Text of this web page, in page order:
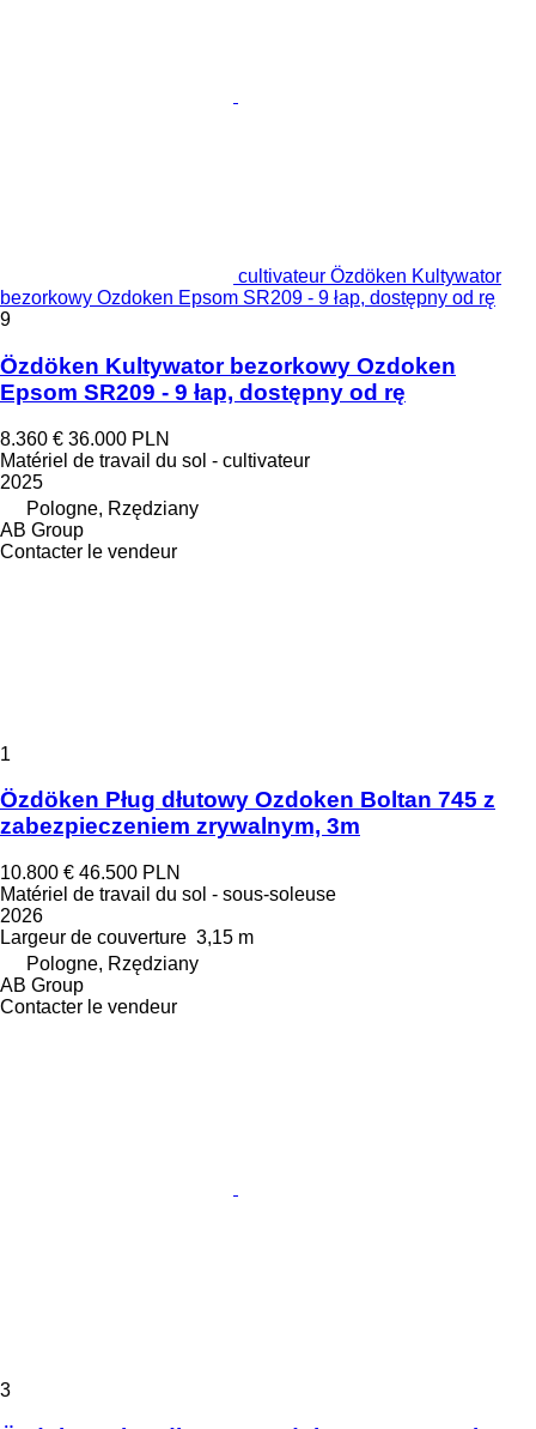
cultivateur Özdöken Kultywator
bezorkowy Ozdoken Epsom SR209 - 9 łap, dostępny od rę
9
Özdöken Kultywator bezorkowy Ozdoken
Epsom SR209 - 9 łap, dostępny od rę
8.360 € 36.000 PLN
Matériel de travail du sol - cultivateur
2025
Pologne, Rzędziany
AB Group
Contacter le vendeur
1
Özdöken Pług dłutowy Ozdoken Boltan 745 z
zabezpieczeniem zrywalnym, 3m
10.800 € 46.500 PLN
Matériel de travail du sol - sous-soleuse
2026
Largeur de couverture 3,15 m
Pologne, Rzędziany
AB Group
Contacter le vendeur
3